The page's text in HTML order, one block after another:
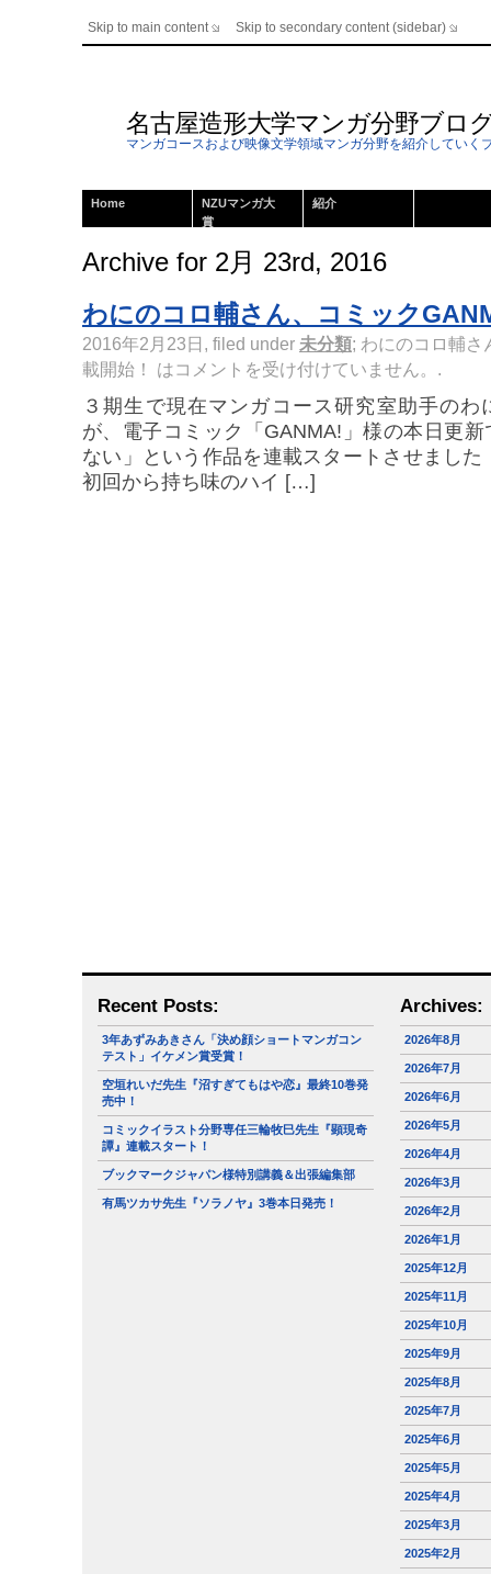
Skip to main content Skip to secondary content (sidebar)
名古屋造形大学マンガ分野ブロ
マンガコースおよび映像文学領域マンガ分野を紹介していく
Home
NZUマンガ大
賞
紹介
Archive for 2月 23rd, 2016
わにのコロ輔さん、コミック
2016年2月23日, filed under 未分類; わにのコロ輔さ
載開始！ はコメントを受け付けていません。 .
３期生で現在マンガコース研究室助手のわ
が、電子コミック「GANMA!」様の本日更
ない」という作品を連載スタートさせまし
初回から持ち味のハイ […]
Recent Posts:
3年あずみあきさん「決め顔ショートマンガコン
テスト」イケメン賞受賞！
空垣れいだ先生『沼すぎてもはや恋』最終10巻発
売中！
コミックイラスト分野専任三輪牧巳先生『顕現奇
譚』連載スタート！
ブックマークジャパン様特別講義＆出張編集部
有馬ツカサ先生『ソラノヤ』3巻本日発売！
Archives:
2026年8月
2026年7月
2026年6月
2026年5月
2026年4月
2026年3月
2026年2月
2026年1月
2025年12月
2025年11月
2025年10月
2025年9月
2025年8月
2025年7月
2025年6月
2025年5月
2025年4月
2025年3月
2025年2月